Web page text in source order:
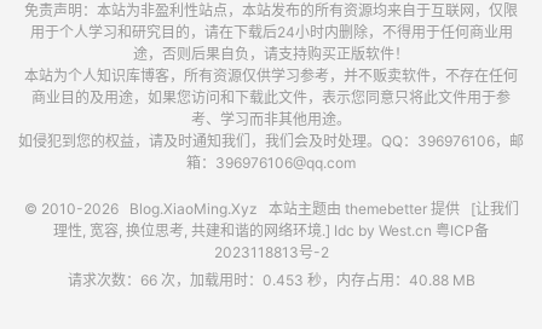
免责声明：本站为非盈利性站点，本站发布的所有资源均来自于互联网，仅限
用于个人学习和研究目的，请在下载后24小时内删除，不得用于任何商业用
途，否则后果自负，请支持购买正版软件！
本站为个人知识库博客，所有资源仅供学习参考，并不贩卖软件，不存在任何
商业目的及用途，如果您访问和下载此文件，表示您同意只将此文件用于参
考、学习而非其他用途。
如侵犯到您的权益，请及时通知我们，我们会及时处理。QQ：396976106，邮
箱：396976106@qq.com
© 2010-2026 Blog.XiaoMing.Xyz 本站主题由 themebetter提供 [让我们
理性, 宽容, 换位思考, 共建和谐的网络环境.] Idc by West.cn 粤ICP备
2023118813号-2
请求次数：66 次，加载用时：0.453 秒，内存占用：40.88 MB